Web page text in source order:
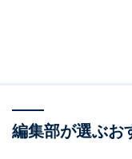
編集部が選ぶお